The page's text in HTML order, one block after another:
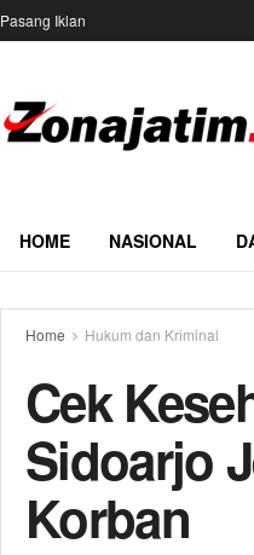
Pasang Iklan
HOME NASIONAL
Home Hukum dan Kriminal
Cek
Sidoarjo
Korban